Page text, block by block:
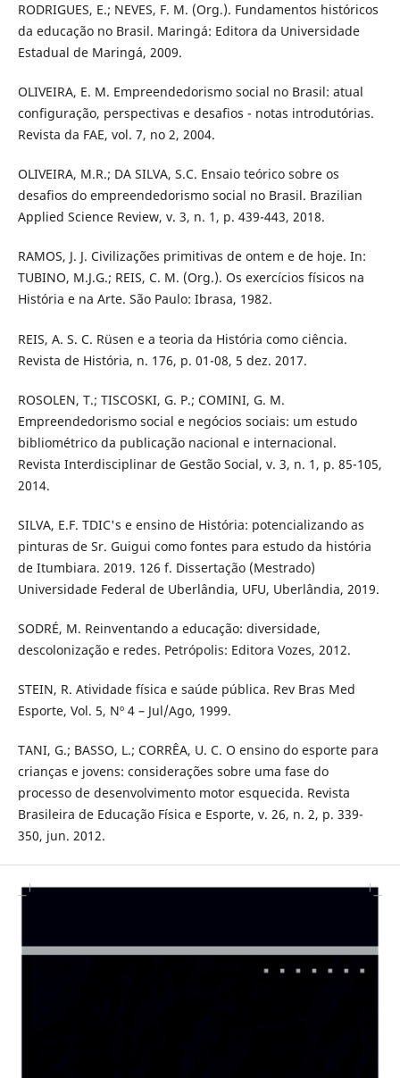
RODRIGUES, E.; NEVES, F. M. (Org.). Fundamentos históricos
da educação no Brasil. Maringá: Editora da Universidade
Estadual de Maringá, 2009.
OLIVEIRA, E. M. Empreendedorismo social no Brasil: atual
configuração, perspectivas e desafios - notas introdutórias.
Revista da FAE, vol. 7, no 2, 2004.
OLIVEIRA, M.R.; DA SILVA, S.C. Ensaio teórico sobre os
desafios do empreendedorismo social no Brasil. Brazilian
Applied Science Review, v. 3, n. 1, p. 439-443, 2018.
RAMOS, J. J. Civilizações primitivas de ontem e de hoje. In:
TUBINO, M.J.G.; REIS, C. M. (Org.). Os exercícios físicos na
História e na Arte. São Paulo: Ibrasa, 1982.
REIS, A. S. C. Rüsen e a teoria da História como ciência.
Revista de História, n. 176, p. 01-08, 5 dez. 2017.
ROSOLEN, T.; TISCOSKI, G. P.; COMINI, G. M.
Empreendedorismo social e negócios sociais: um estudo
bibliométrico da publicação nacional e internacional.
Revista Interdisciplinar de Gestão Social, v. 3, n. 1, p. 85-105,
2014.
SILVA, E.F. TDIC's e ensino de História: potencializando as
pinturas de Sr. Guigui como fontes para estudo da história
de Itumbiara. 2019. 126 f. Dissertação (Mestrado)
Universidade Federal de Uberlândia, UFU, Uberlândia, 2019.
SODRÉ, M. Reinventando a educação: diversidade,
descolonização e redes. Petrópolis: Editora Vozes, 2012.
STEIN, R. Atividade física e saúde pública. Rev Bras Med
Esporte, Vol. 5, Nº 4 – Jul/Ago, 1999.
TANI, G.; BASSO, L.; CORRÊA, U. C. O ensino do esporte para
crianças e jovens: considerações sobre uma fase do
processo de desenvolvimento motor esquecida. Revista
Brasileira de Educação Física e Esporte, v. 26, n. 2, p. 339-
350, jun. 2012.